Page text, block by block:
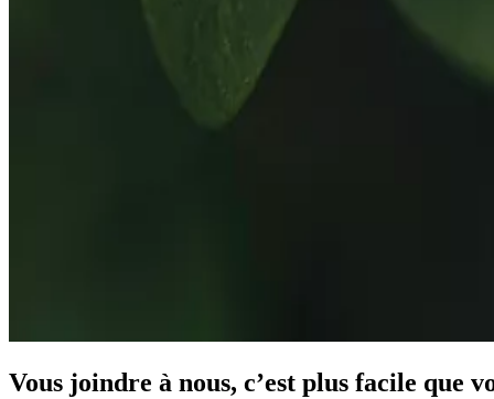
Vous joindre à nous, c’est plus facile que